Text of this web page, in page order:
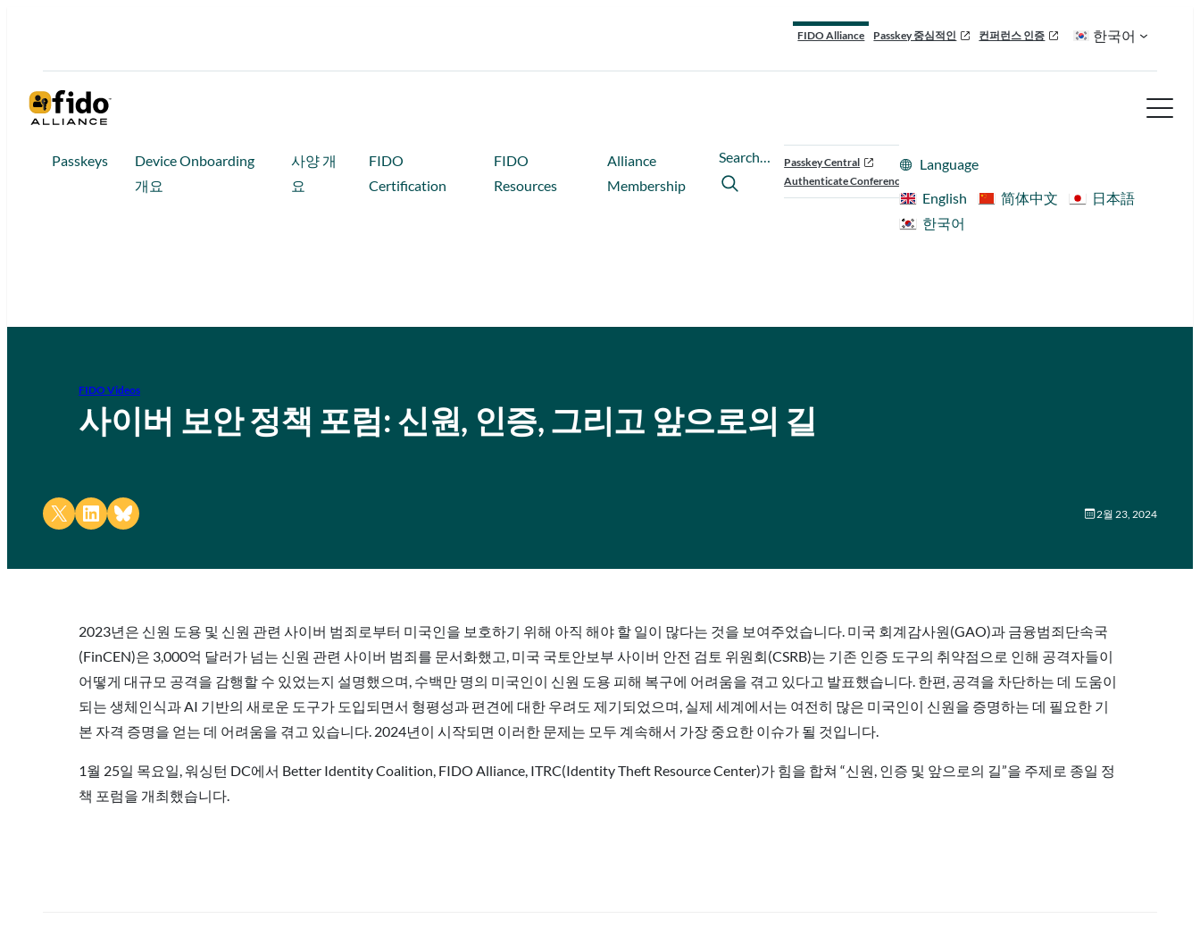
FIDO Alliance Passkey 중심적인 컨퍼런스 인증 한국어
Passkeys
Device Onboarding
개요
사양 개
요
FIDO
Certification
FIDO
Resources
Alliance
Membership
Search…
Passkey Central
Authenticate Conference
Language
English
简体中文
日本語
한국어
FIDO Videos
사이버 보안 정책 포럼: 신원, 인증, 그리고 앞으로의 길
Share on X Share on LinkedIn
Share on Bluesky 2월 23, 2024
2023년은 신원 도용 및 신원 관련 사이버 범죄로부터 미국인을 보호하기 위해 아직 해야 할 일이 많다는 것을 보여주었습니다. 미국 회계감사원(GAO)과 금융범죄단속국
(FinCEN)은 3,000억 달러가 넘는 신원 관련 사이버 범죄를 문서화했고, 미국 국토안보부 사이버 안전 검토 위원회(CSRB)는 기존 인증 도구의 취약점으로 인해 공격자들이
어떻게 대규모 공격을 감행할 수 있었는지 설명했으며, 수백만 명의 미국인이 신원 도용 피해 복구에 어려움을 겪고 있다고 발표했습니다. 한편, 공격을 차단하는 데 도움이
되는 생체인식과 AI 기반의 새로운 도구가 도입되면서 형평성과 편견에 대한 우려도 제기되었으며, 실제 세계에서는 여전히 많은 미국인이 신원을 증명하는 데 필요한 기
본 자격 증명을 얻는 데 어려움을 겪고 있습니다. 2024년이 시작되면 이러한 문제는 모두 계속해서 가장 중요한 이슈가 될 것입니다.
1월 25일 목요일, 워싱턴 DC에서 Better Identity Coalition, FIDO Alliance, ITRC(Identity Theft Resource Center)가 힘을 합쳐 “신원, 인증 및 앞으로의 길”을 주제로 종일 정
책 포럼을 개최했습니다.